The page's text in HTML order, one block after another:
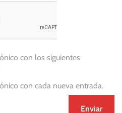
con los siguientes
con cada nueva entrada.